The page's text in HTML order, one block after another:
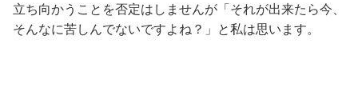
立ち向かうことを否定はしませんが「それが出来たら今、
そんなに苦しんでないですよね？」と私は思います。